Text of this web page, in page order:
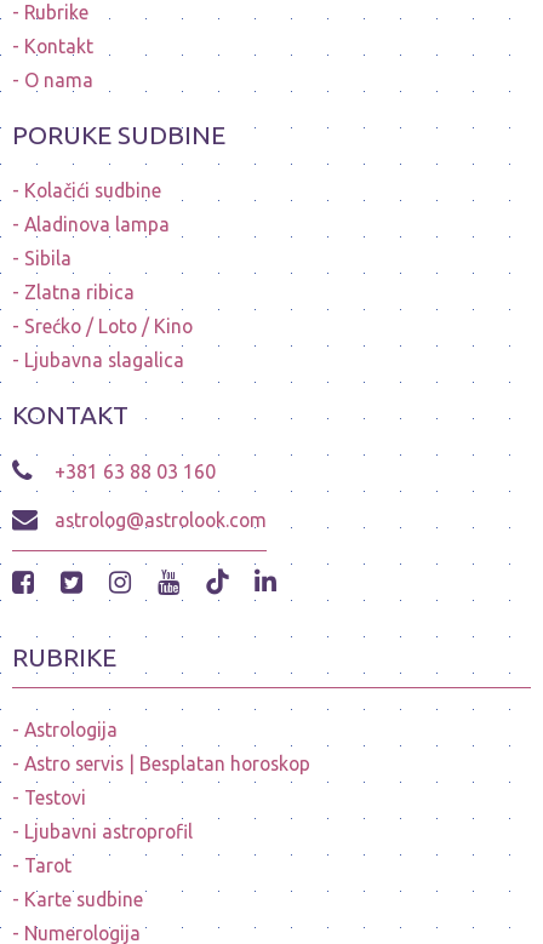
Rubrike
Kontakt
O nama
PORUKE SUDBINE
Kolačići sudbine
Aladinova lampa
Sibila
Zlatna ribica
Srećko / Loto / Kino
Ljubavna slagalica
KONTAKT
+381 63 88 03 160
astrolog@astrolook.com
RUBRIKE
Astrologija
Astro servis | Besplatan horoskop
Testovi
Ljubavni astroprofil
Tarot
Karte sudbine
Numerologija